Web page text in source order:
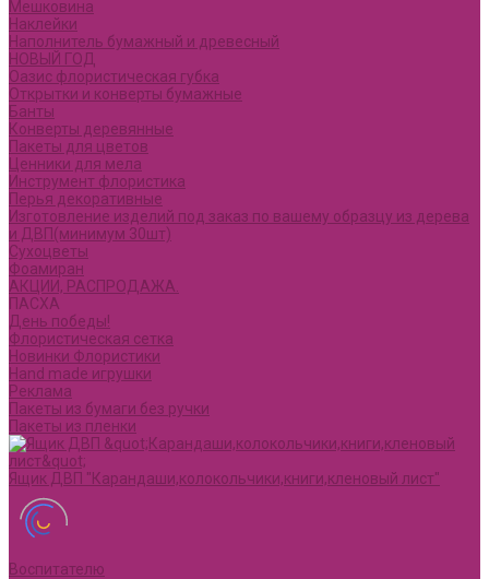
Мешковина
Наклейки
Наполнитель бумажный и древесный
НОВЫЙ ГОД
Оазис флористическая губка
Открытки и конверты бумажные
Банты
Конверты деревянные
Пакеты для цветов
Ценники для мела
Инструмент флористика
Перья декоративные
Изготовление изделий под заказ по вашему образцу из дерева
и ДВП(минимум 30шт)
Сухоцветы
Фоамиран
АКЦИИ, РАСПРОДАЖА.
ПАСХА
День победы!
Флористическая сетка
Новинки Флористики
Hand made игрушки
Реклама
Пакеты из бумаги без ручки
Пакеты из пленки
Ящик ДВП "Карандаши,колокольчики,книги,кленовый лист"
Воспитателю